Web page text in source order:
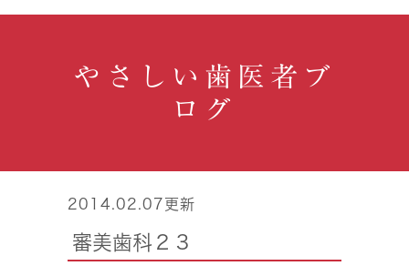
やさしい歯医者ブ
ログ
2014.02.07更新
審美歯科２３